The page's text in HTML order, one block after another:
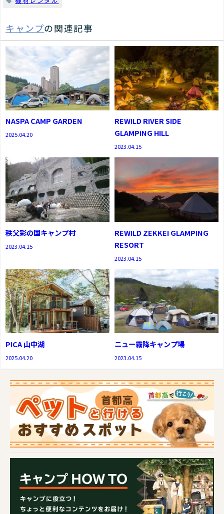
キャンプの関連記事
NASPA CAMP GARDEN
2025.04.20
REWILD RIVER SIDE
GLAMPING HILL
2023.04.15
秩父彩の国キャンプ村
2023.04.15
REWILD ZEKKEI GLAMPING
RESORT
2023.04.15
PICA 山中湖
2025.04.20
ニュー霧降キャンプ場
2023.04.15